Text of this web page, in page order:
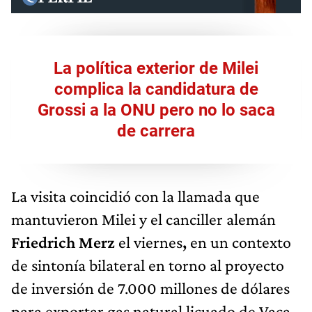
La política exterior de Milei
complica la candidatura de
Grossi a la ONU pero no lo saca
de carrera
La visita coincidió con la llamada que
mantuvieron Milei y el canciller alemán
Friedrich Merz el viernes, en un contexto
de sintonía bilateral en torno al proyecto
de inversión de 7.000 millones de dólares